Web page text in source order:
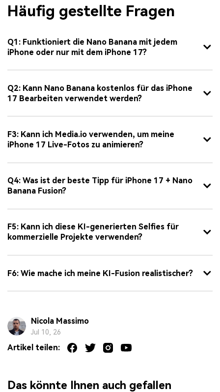
Häufig gestellte Fragen
Q1: Funktioniert die Nano Banana mit jedem
iPhone oder nur mit dem iPhone 17?
Q2: Kann Nano Banana kostenlos für das iPhone
17 Bearbeiten verwendet werden?
F3: Kann ich Media.io verwenden, um meine
iPhone 17 Live-Fotos zu animieren?
Q4: Was ist der beste Tipp für iPhone 17 + Nano
Banana Fusion?
F5: Kann ich diese KI-generierten Selfies für
kommerzielle Projekte verwenden?
F6: Wie mache ich meine KI-Fusion realistischer?
Nicola Massimo
Jul 10, 26
Artikel teilen:
Das könnte Ihnen auch gefallen